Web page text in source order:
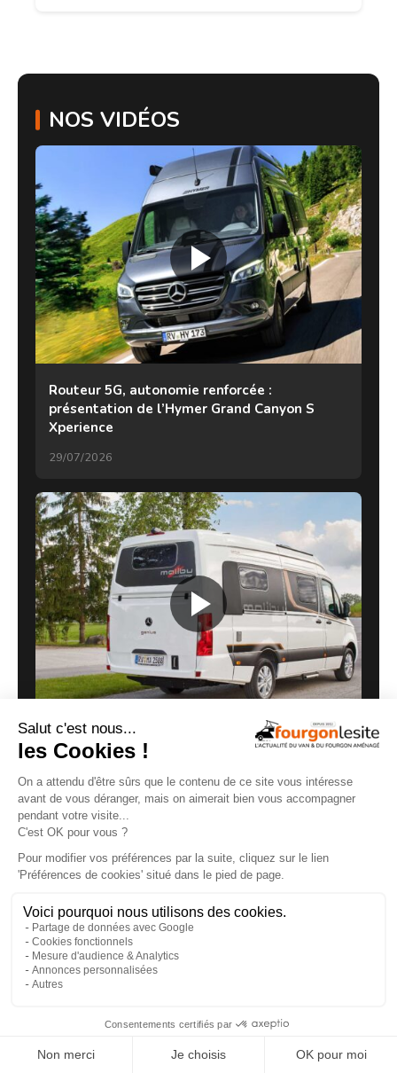
NOS VIDÉOS
Routeur 5G, autonomie renforcée :
présentation de l’Hymer Grand Canyon S
Xperience
29/07/2026
Malibu Genius : un fourgon Mercedes qui ne
ressemble à aucun autre
27/07/2026
Clever VANS Célébration 600, des astuces et